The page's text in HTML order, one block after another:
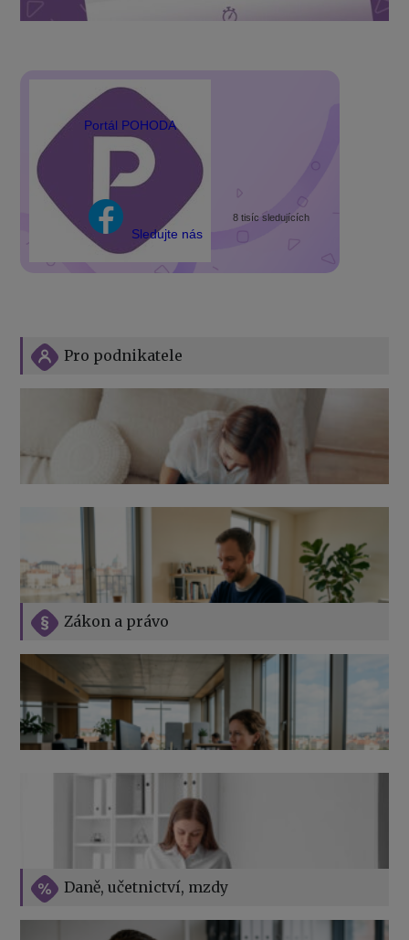
Portál POHODA
Sledujte nás
8 tisíc sledujících
Daně, učetnictví, mzdy
Zákon a právo
Vše o překážkách v práci na straně zaměstnavatele
Pro podnikatele
Jak na podnikání při rodičovské dovolené
Přehledy pro OSSZ a zdravotní pojišťovny – jak na ně
v roce 2026